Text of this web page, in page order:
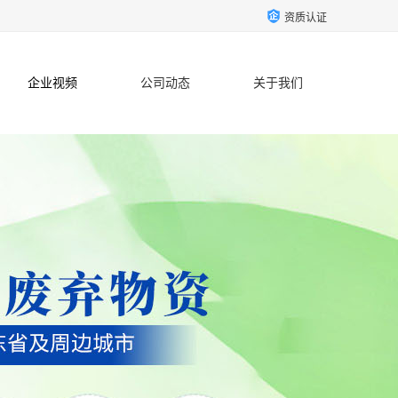
资质认证
企业视频 公司动态 关于我们